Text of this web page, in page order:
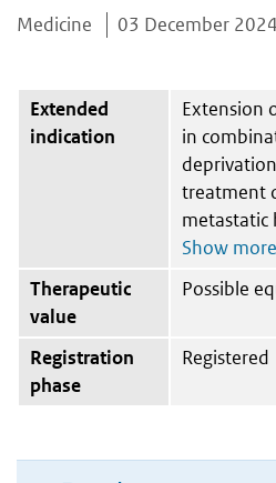
Medicine 03 December 2024
Extended
indication
Extension
in
treatment
metastatic
Therapeutic
value
Possible
Registration
phase
Registered